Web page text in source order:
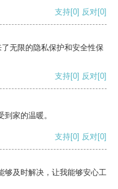
支持[0] 反对[0]
无限的隐私保护和安全性保
支持[0] 反对[0]
家的温暖。
支持[0] 反对[0]
够及时解决，让我能够安心工